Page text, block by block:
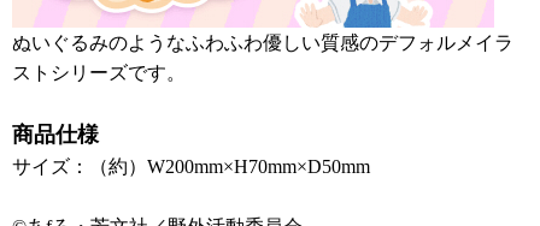
ぬいぐるみのようなふわふわ優しい質感のデフォルメイラ
ストシリーズです。
商品仕様
サイズ：（約）W200mm×H70mm×D50mm